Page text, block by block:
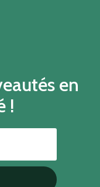
en
!